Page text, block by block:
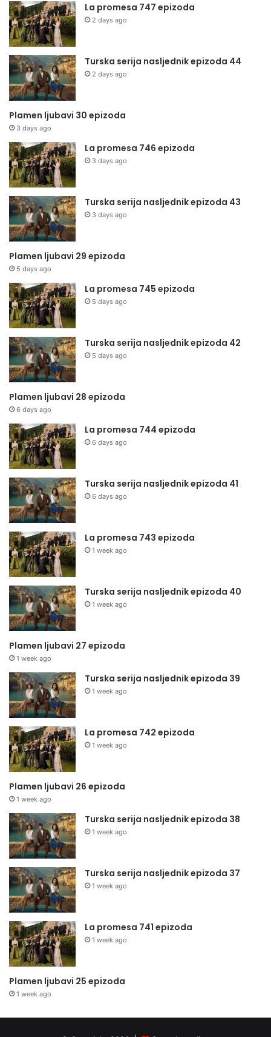
La promesa 747 epizoda
2 days ago
Turska serija nasljednik epizoda 44
2 days ago
Plamen ljubavi 30 epizoda
3 days ago
La promesa 746 epizoda
3 days ago
Turska serija nasljednik epizoda 43
3 days ago
Plamen ljubavi 29 epizoda
5 days ago
La promesa 745 epizoda
5 days ago
Turska serija nasljednik epizoda 42
5 days ago
Plamen ljubavi 28 epizoda
6 days ago
La promesa 744 epizoda
6 days ago
Turska serija nasljednik epizoda 41
6 days ago
La promesa 743 epizoda
1 week ago
Turska serija nasljednik epizoda 40
1 week ago
Plamen ljubavi 27 epizoda
1 week ago
Turska serija nasljednik epizoda 39
1 week ago
La promesa 742 epizoda
1 week ago
Plamen ljubavi 26 epizoda
1 week ago
Turska serija nasljednik epizoda 38
1 week ago
Turska serija nasljednik epizoda 37
1 week ago
La promesa 741 epizoda
1 week ago
Plamen ljubavi 25 epizoda
1 week ago